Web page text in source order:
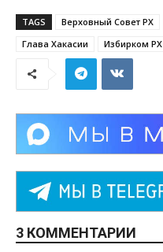
TAGS Верховный Совет РХ
Глава Хакасии
Избирком РХ
3 КОММЕНТАРИИ